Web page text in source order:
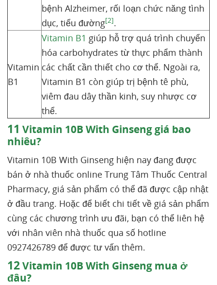
bệnh Alzheimer, rối loạn chức năng tình
dục, tiểu đường[2].
Vitamin
B1
Vitamin B1 giúp hỗ trợ quá trình chuyển
hóa carbohydrates từ thực phẩm thành
các chất cần thiết cho cơ thể. Ngoài ra,
Vitamin B1 còn giúp trị bệnh tê phù,
viêm đau dây thần kinh, suy nhược cơ
thể.
11 Vitamin 10B With Ginseng giá bao
nhiêu?
Vitamin 10B With Ginseng hiện nay đang được
bán ở nhà thuốc online Trung Tâm Thuốc Central
Pharmacy, giá sản phẩm có thể đã được cập nhật
ở đầu trang. Hoặc để biết chi tiết về giá sản phẩm
cùng các chương trình ưu đãi, bạn có thể liên hệ
với nhân viên nhà thuốc qua số hotline
0927426789 để được tư vấn thêm.
12Vitamin 10B With Ginseng mua ở
đâu?